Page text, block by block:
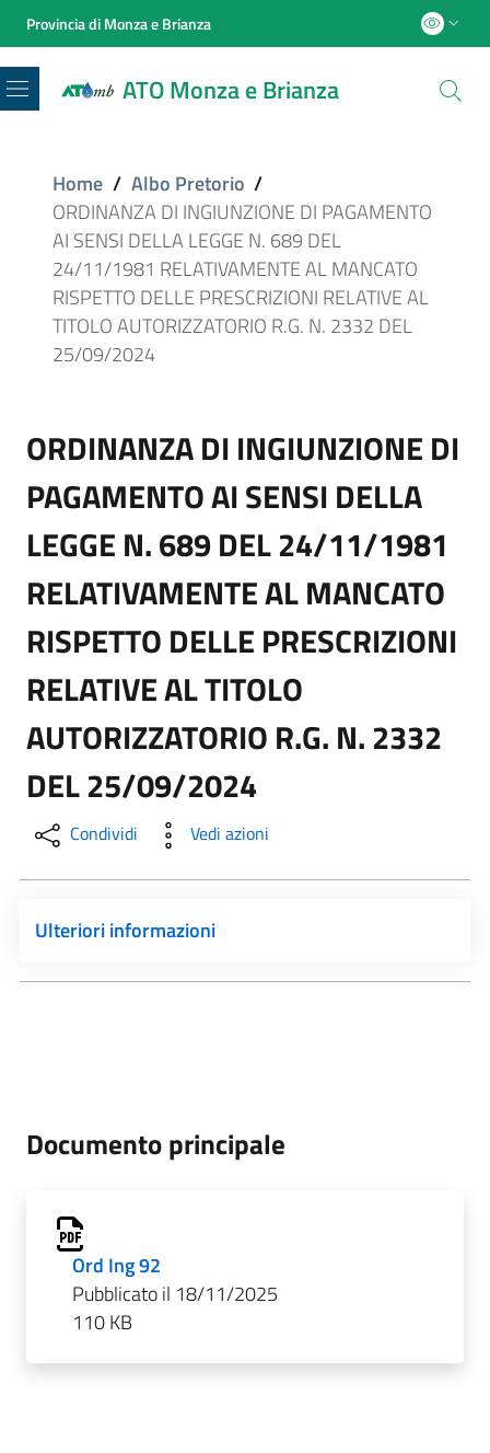
Provincia di Monza e Brianza
ATO Monza e Brianza
Menu
Home / Albo Pretorio /
ORDINANZA DI INGIUNZIONE DI PAGAMENTO
AI SENSI DELLA LEGGE N. 689 DEL
24/11/1981 RELATIVAMENTE AL MANCATO
RISPETTO DELLE PRESCRIZIONI RELATIVE AL
TITOLO AUTORIZZATORIO R.G. N. 2332 DEL
25/09/2024
ORDINANZA DI INGIUNZIONE DI
PAGAMENTO AI SENSI DELLA
LEGGE N. 689 DEL 24/11/1981
RELATIVAMENTE AL MANCATO
RISPETTO DELLE PRESCRIZIONI
RELATIVE AL TITOLO
AUTORIZZATORIO R.G. N. 2332
DEL 25/09/2024
Condividi Vedi azioni
Ulteriori informazioni
Documento principale
Ord Ing 92
Pubblicato il 18/11/2025
110 KB